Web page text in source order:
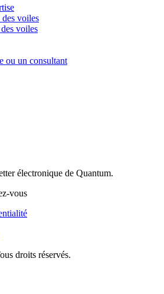
des voiles
voiles
ou un consultant
électronique de Quantum.
vous
droits réservés.